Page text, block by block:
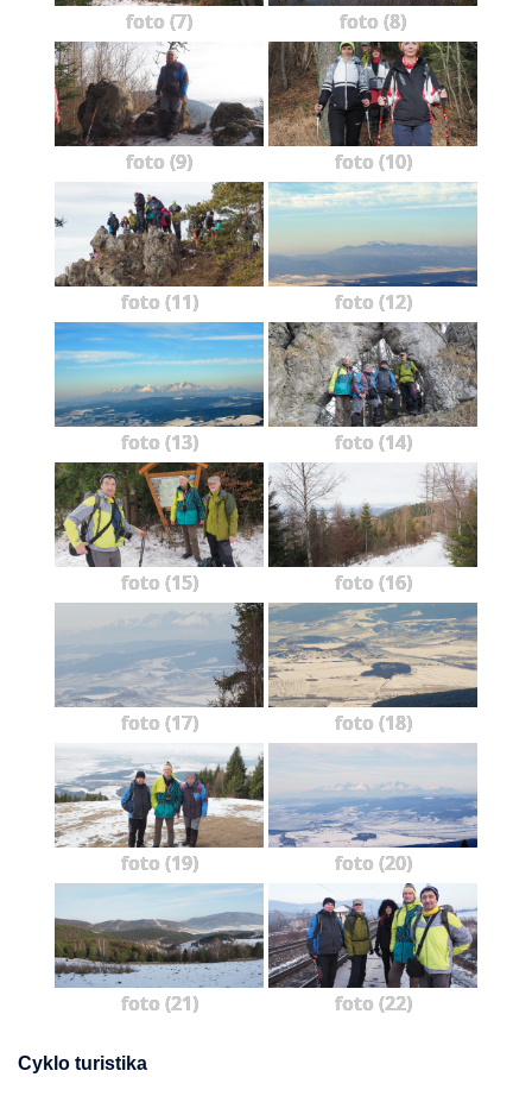
foto (7) foto (8)
foto (9) foto (10)
foto (11) foto (12)
foto (13) foto (14)
foto (15) foto (16)
foto (17) foto (18)
foto (19) foto (20)
foto (21) foto (22)
Cyklo turistika